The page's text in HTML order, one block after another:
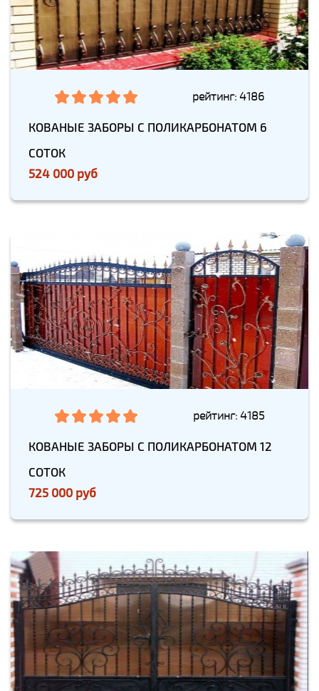
рейтинг: 4186
КОВАНЫЕ ЗАБОРЫ С ПОЛИКАРБОНАТОМ 6
СОТОК
524 000 руб
рейтинг: 4185
КОВАНЫЕ ЗАБОРЫ С ПОЛИКАРБОНАТОМ 12
СОТОК
725 000 руб